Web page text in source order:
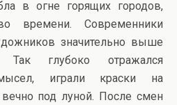
в огне горящих городов,
времени. Современники
значительно выше
Так глубоко отражался
играли краски на
под луной. После смен